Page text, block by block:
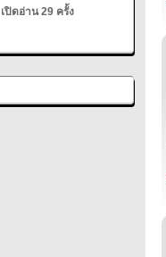
เปิดอ่าน 29 ครั้ง